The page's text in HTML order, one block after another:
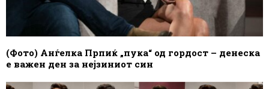
(Фото) Анѓелка Прпиќ „пука“ од гордост – денеска
е важен ден за нејзиниот син